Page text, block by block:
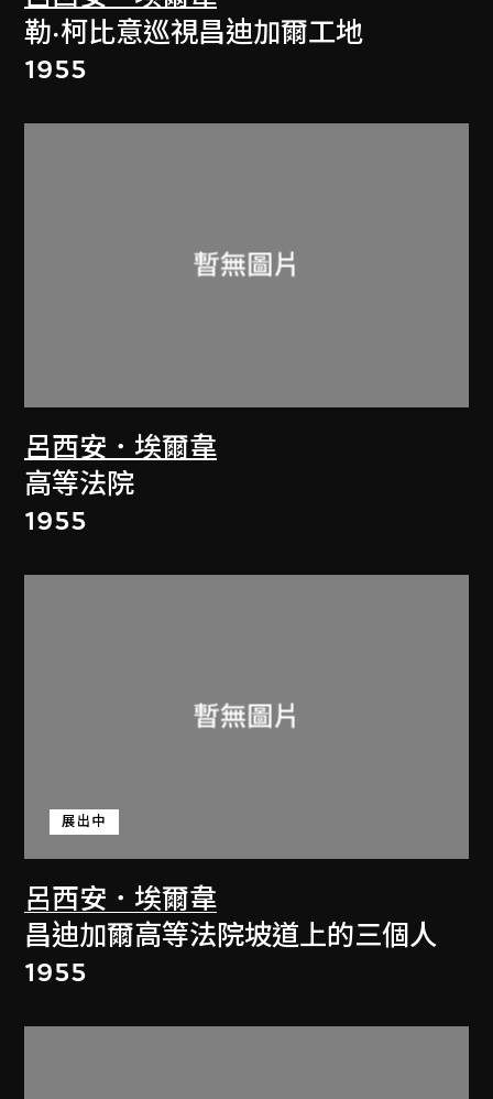
勒·柯比意巡視昌迪加爾工地
1955
呂西安．埃爾韋
高等法院
1955
呂西安．埃爾韋
展出中
昌迪加爾高等法院坡道上的三個人
1955